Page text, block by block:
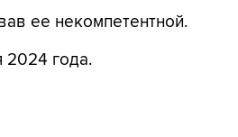
ее некомпетентной.
года.